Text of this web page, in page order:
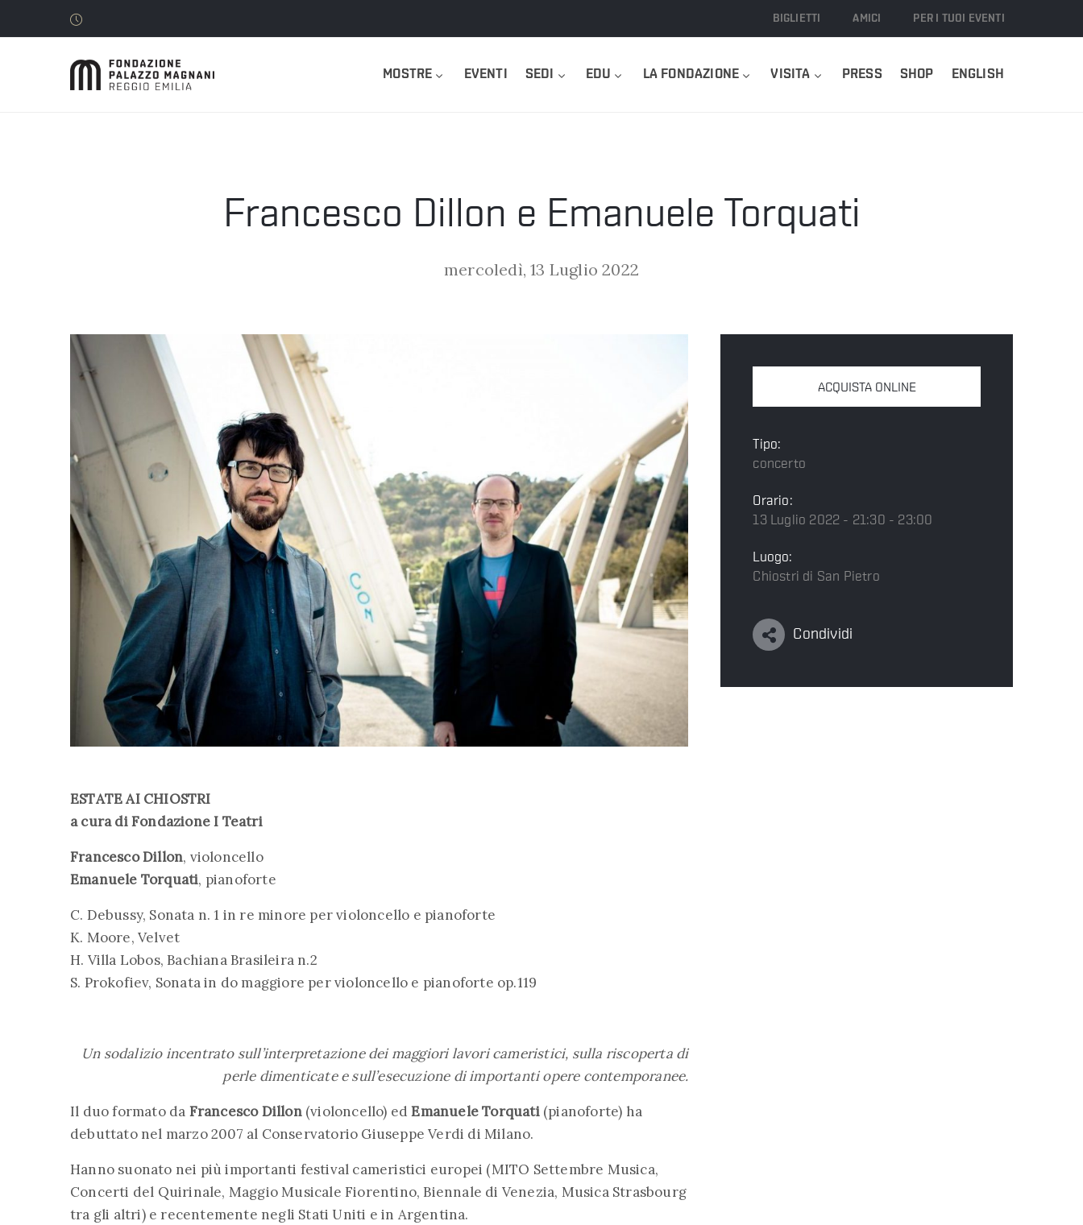
BIGLIETTI AMICI PER I TUOI EVENTI
MOSTRE EVENTI SEDI EDU LA FONDAZIONE VISITA PRESS SHOP ENGLISH
Francesco Dillon e Emanuele Torquati
mercoledì, 13 Luglio 2022
ESTATE AI CHIOSTRI
a cura di Fondazione I Teatri
Francesco Dillon, violoncello
Emanuele Torquati, pianoforte
C. Debussy, Sonata n. 1 in re minore per violoncello e pianoforte
K. Moore, Velvet
H. Villa Lobos, Bachiana Brasileira n.2
S. Prokofiev, Sonata in do maggiore per violoncello e pianoforte op.119
Un sodalizio incentrato sull’interpretazione dei maggiori lavori cameristici, sulla riscoperta di
perle dimenticate e sull’esecuzione di importanti opere contemporanee.
Il duo formato da Francesco Dillon(violoncello) edEmanuele Torquati(pianoforte) ha
debuttato nel marzo 2007 al Conservatorio Giuseppe Verdi di Milano.
Hanno suonato nei più importanti festival cameristici europei (MITO Settembre Musica,
Concerti del Quirinale, Maggio Musicale Fiorentino, Biennale di Venezia, Musica Strasbourg
tra gli altri) e recentemente negli Stati Uniti e in Argentina.
ACQUISTA ONLINE
Tipo:
concerto
Orario:
13 Luglio 2022 - 21:30 - 23:00
Luogo:
Chiostri di San Pietro
Condividi